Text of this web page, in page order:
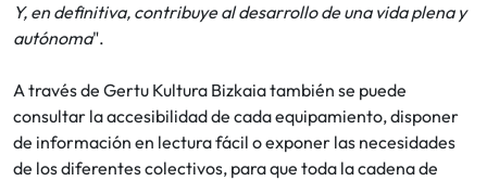
Y, en definitiva, contribuye al desarrollo de una vida plena y
autónoma".
A través de Gertu Kultura Bizkaia también se puede
consultar la accesibilidad de cada equipamiento, disponer
de información en lectura fácil o exponer las necesidades
de los diferentes colectivos, para que toda la cadena de